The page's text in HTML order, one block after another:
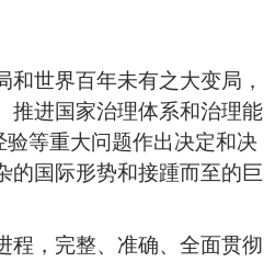
世界百年未有之大变局，
推进国家治理体系和治理能
等重大问题作出决定和决
的国际形势和接踵而至的巨
程，完整、准确、全面贯彻